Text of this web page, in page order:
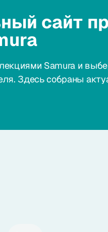
сайт
Samura и
Здесь собраны